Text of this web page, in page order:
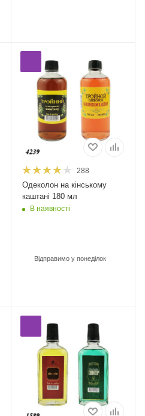
288
Одеколон на кінському
каштані 180 мл
В наявності
Відправимо у понеділок